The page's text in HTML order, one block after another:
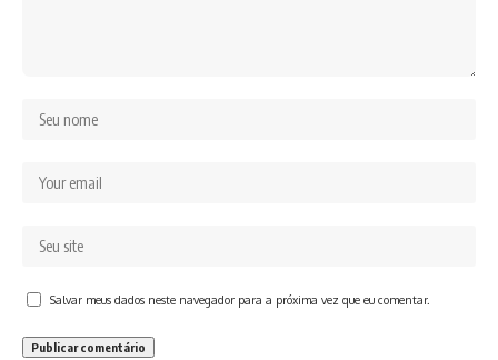
Salvar meus dados neste navegador para a próxima vez que eu comentar.